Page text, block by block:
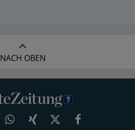
NACH OBEN